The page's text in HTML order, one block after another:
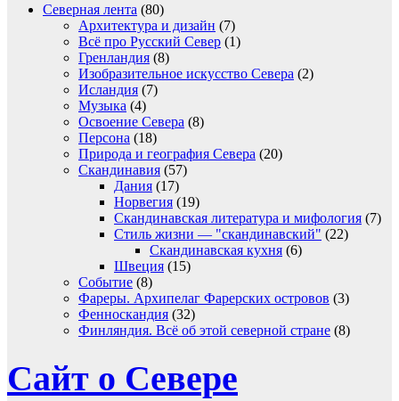
Северная лента (80)
Архитектура и дизайн (7)
Всё про Русский Север (1)
Гренландия (8)
Изобразительное искусство Севера (2)
Исландия (7)
Музыка (4)
Освоение Севера (8)
Персона (18)
Природа и география Севера (20)
Скандинавия (57)
Дания (17)
Норвегия (19)
Скандинавская литература и мифология (7)
Стиль жизни — "скандинавский" (22)
Скандинавская кухня (6)
Швеция (15)
Событие (8)
Фареры. Архипелаг Фарерских островов (3)
Фенноскандия (32)
Финляндия. Всё об этой северной стране (8)
Сайт о Севере